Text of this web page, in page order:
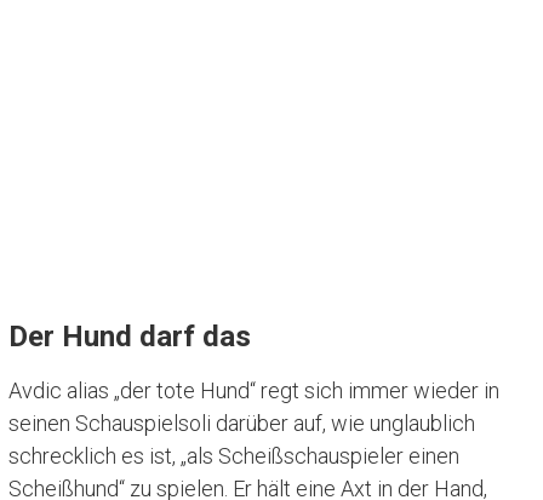
Der Hund darf das
Avdic alias „der tote Hund“ regt sich immer wieder in
seinen Schauspielsoli darüber auf, wie unglaublich
schrecklich es ist, „als Scheißschauspieler einen
Scheißhund“ zu spielen. Er hält eine Axt in der Hand,